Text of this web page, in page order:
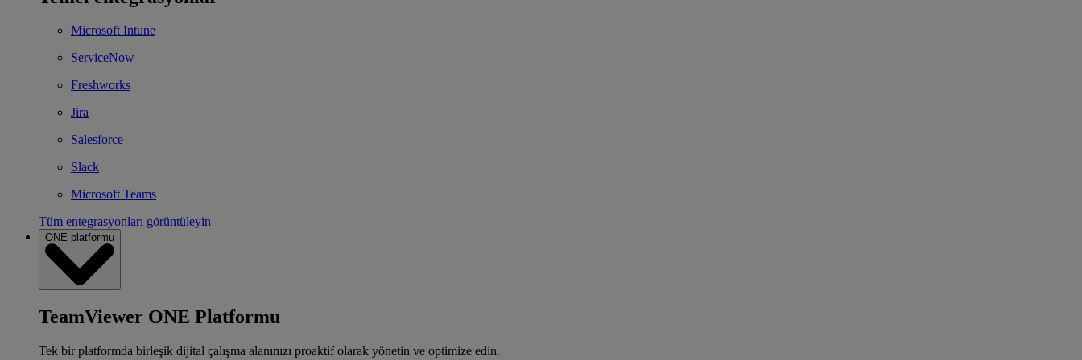
Microsoft Intune
ServiceNow
Freshworks
Jira
Salesforce
Slack
Microsoft Teams
Tüm entegrasyonları görüntüleyin
ONE platformu
TeamViewer ONE Platformu
Tek bir platformda birleşik dijital çalışma alanınızı proaktif olarak yönetin ve optimize edin.